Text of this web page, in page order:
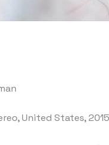
United States, 2015